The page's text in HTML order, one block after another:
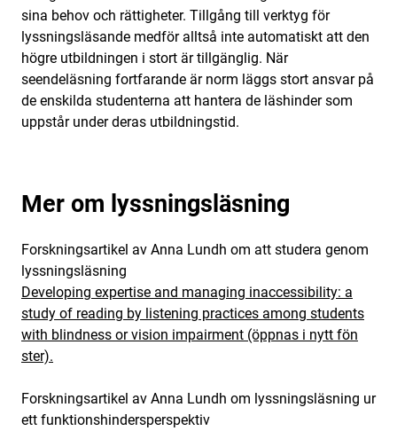
sina behov och rättigheter. Tillgång till verktyg för
lyssningsläsande medför alltså inte automatiskt att den
högre utbildningen i stort är tillgänglig. När
seendeläsning fortfarande är norm läggs stort ansvar på
de enskilda studenterna att hantera de läshinder som
uppstår under deras utbildningstid.
Mer om lyssningsläsning
Forskningsartikel av Anna Lundh om att studera genom
lyssningsläsning
Developing expertise and managing inaccessibility: a
study of reading by listening practices among students
with blindness or vision impairment (öppnas i nytt fön
ster).
Forskningsartikel av Anna Lundh om lyssningsläsning ur
ett funktionshindersperspektiv